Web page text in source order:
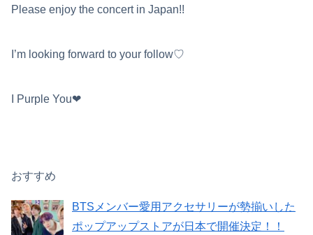
Please enjoy the concert in Japan!!
I’m looking forward to your follow♡
I Purple You❤︎
おすすめ
BTSメンバー愛用アクセサリーが勢揃いした
ポップアップストアが日本で開催決定！！